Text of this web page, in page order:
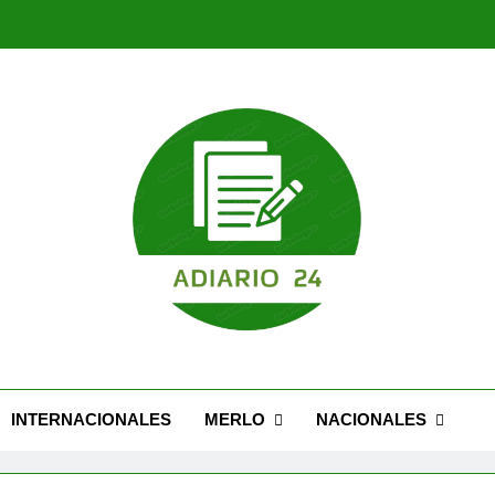
Nuevo Caseros: modernización, seguridad y
INTERNACIONALES MERLO NACIONALES